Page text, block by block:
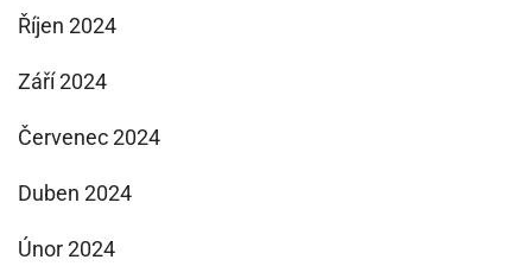
Říjen 2024
Září 2024
Červenec 2024
Duben 2024
Únor 2024